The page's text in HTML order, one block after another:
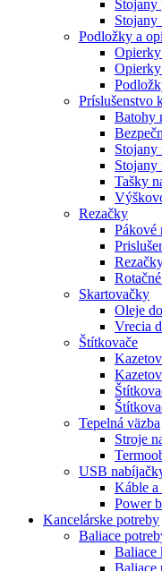
Stojany
Stojany
Podložky a
Opierky
Opierky
Príslušenstvo
Batohy
Stojany
Stojany
Tašky
Rezačky
Pákové
Skartovačky
Oleje
Vrecia
Štítkovače
Tepelná väzba
Stroje
USB
Káble a
Power
Kancelárske potreby
Baliace
Baliace
Baliace